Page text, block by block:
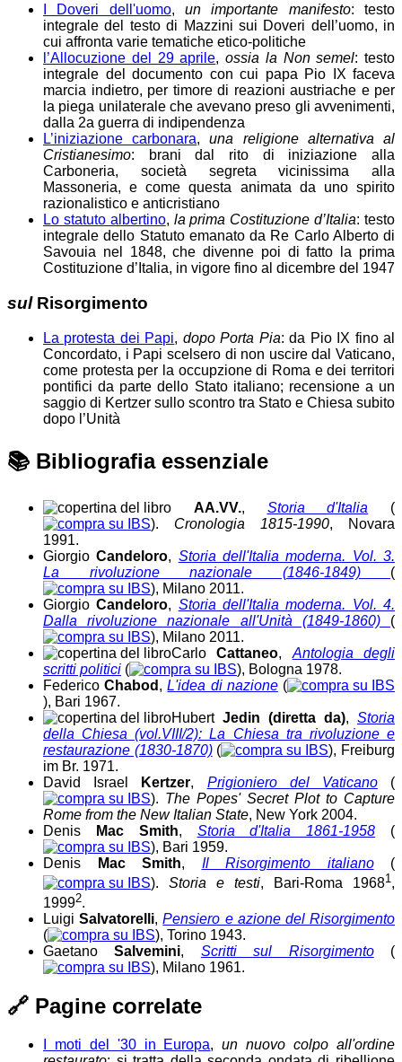
I Doveri dell'uomo,un importante manifesto: testo
integrale del testo di Mazzini sui Doveri dell’uomo, in
cui affronta varie tematiche etico-politiche
l’Allocuzione del 29 aprile, ossia la Non semel: testo
integrale del documento con cui papa Pio IX faceva
marcia indietro, per timore di reazioni austriache e per
la piega unilaterale che avevano preso gli avvenimenti,
dalla 2a guerra di indipendenza
L’iniziazione carbonara,una religione alternativa al
Cristianesimo: brani dal rito di iniziazione alla
Carboneria, società segreta vicinissima alla
Massoneria, e come questa animata da uno spirito
razionalistico e anticristiano
Lo statuto albertino, la prima Costituzione d’Italia: testo
integrale dello Statuto emanato da Re Carlo Alberto di
Savouia nel 1848, che divenne poi di fatto la prima
Costituzione d’Italia, in vigore fino al dicembre del 1947
sulRisorgimento
La protesta dei Papi, dopo Porta Pia: da Pio IX fino al
Concordato, i Papi scelsero di non uscire dal Vaticano,
come protesta per la occupzione di Roma e dei territori
pontifici da parte dello Stato italiano; recensione a un
saggio di Kertzer sullo scontro tra Stato e Chiesa subito
dopo l’Unità
📚 Bibliografia essenziale
AA.VV., Storia d'Italia (
). Cronologia 1815-1990, Novara
1991.
GiorgioCandeloro, Storia dell'Italia moderna. Vol. 3.
La rivoluzione nazionale (1846-1849) (
), Milano 2011.
GiorgioCandeloro, Storia dell'Italia moderna. Vol. 4.
Dalla rivoluzione nazionale all'Unità (1849-1860) (
), Milano 2011.
CarloCattaneo, Antologia degli
scritti politici (
), Bologna 1978.
FedericoChabod ,L'idea di nazione(
), Bari 1967.
Hubert Jedin (diretta da), Storia
della Chiesa (vol.VIII/2): La Chiesa tra rivoluzione e
restaurazione (1830-1870)(
), Freiburg
im Br. 1971.
David Israel
Kertzer, Prigioniero del Vaticano(
). The Popes' Secret Plot to Capture
Rome from the New Italian State, New York 2004.
Denis
Mac Smith, Storia d'Italia 1861-1958 (
), Bari 1959.
Denis
Mac Smith, Il Risorgimento italiano(
). Storia e testi, Bari-Roma 19681 ,
19992.
LuigiSalvatorelli,Pensiero e azione del Risorgimento
(
), Torino 1943.
GaetanoSalvemini, Scritti sul Risorgimento(
), Milano 1961.
🔗 Pagine correlate
I moti del '30 in Europa,un nuovo colpo all'ordine